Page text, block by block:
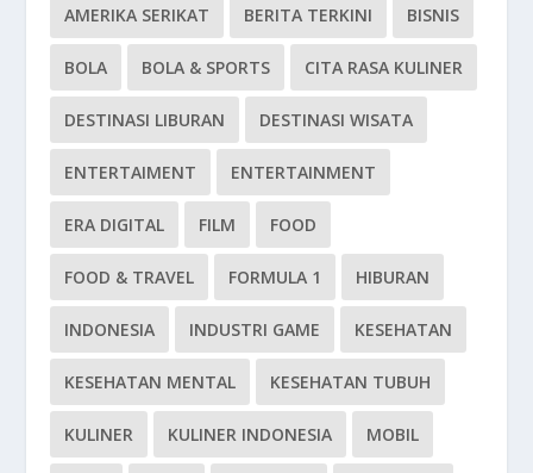
AMERIKA SERIKAT BERITA TERKINI BISNIS
BOLA BOLA & SPORTS CITA RASA KULINER
DESTINASI LIBURAN DESTINASI WISATA
ENTERTAIMENT ENTERTAINMENT
ERA DIGITAL FILM FOOD
FOOD & TRAVEL FORMULA 1 HIBURAN
INDONESIA INDUSTRI GAME KESEHATAN
KESEHATAN MENTAL KESEHATAN TUBUH
KULINER KULINER INDONESIA MOBIL